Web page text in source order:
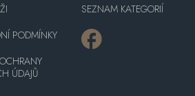
PODMÍNKY
ÚDAJŮ
SEZNAM KATEGORIÍ